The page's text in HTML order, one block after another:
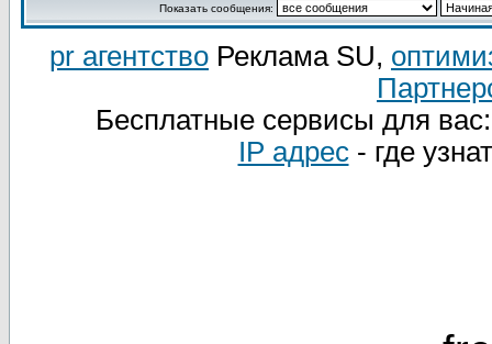
Показать сообщения:
pr агентство Реклама SU,
Бесплатные сервисы для
IP адрес- где